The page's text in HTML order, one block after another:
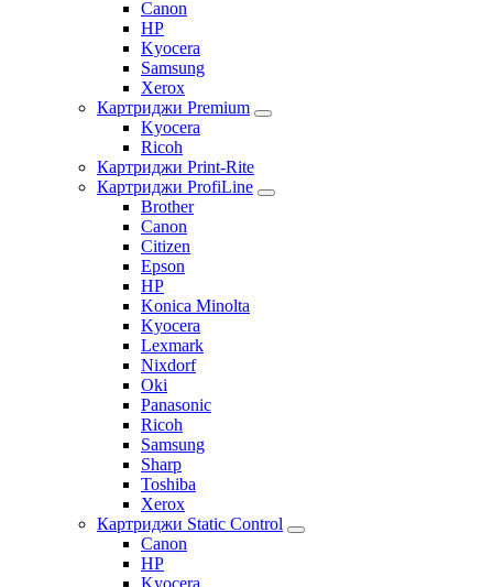
Canon
HP
Kyocera
Samsung
Xerox
Картриджи Premium
Kyocera
Ricoh
Картриджи Print-Rite
Картриджи ProfiLine
Brother
Canon
Citizen
Epson
HP
Konica Minolta
Kyocera
Lexmark
Nixdorf
Oki
Panasonic
Ricoh
Samsung
Sharp
Toshiba
Xerox
Картриджи Static Control
Canon
HP
Kyocera